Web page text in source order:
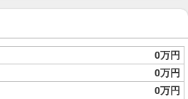
0万円
0万円
0万円